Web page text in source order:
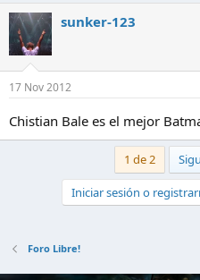
sunker-123
17 Nov 2012
Chistian Bale es el mejor
1 de 2
Iniciar sesión o
Foro Libre!